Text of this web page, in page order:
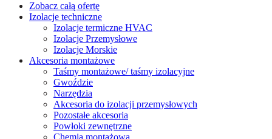
Zobacz całą ofertę
Izolacje techniczne
Izolacje termiczne HVAC
Izolacje Przemysłowe
Izolacje Morskie
Akcesoria montażowe
Taśmy montażowe/ taśmy izolacyjne
Gwoździe
Narzędzia
Akcesoria do izolacji przemysłowych
Pozostałe akcesoria
Powłoki zewnętrzne
Chemia montażowa